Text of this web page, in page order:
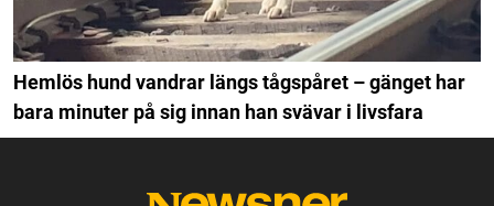
Hemlös hund vandrar längs tågspåret – gänget har
bara minuter på sig innan han svävar i livsfara